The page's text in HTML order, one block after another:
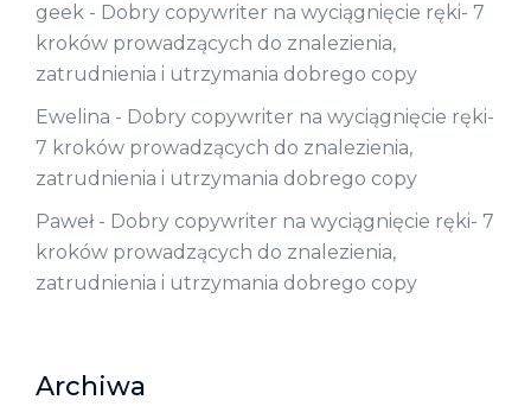
geek - Dobry copywriter na wyciągnięcie ręki- 7
kroków prowadzących do znalezienia,
zatrudnienia i utrzymania dobrego copy
Ewelina - Dobry copywriter na wyciągnięcie ręki-
7 kroków prowadzących do znalezienia,
zatrudnienia i utrzymania dobrego copy
Paweł- Dobry copywriter na wyciągnięcie ręki- 7
kroków prowadzących do znalezienia,
zatrudnienia i utrzymania dobrego copy
Archiwa